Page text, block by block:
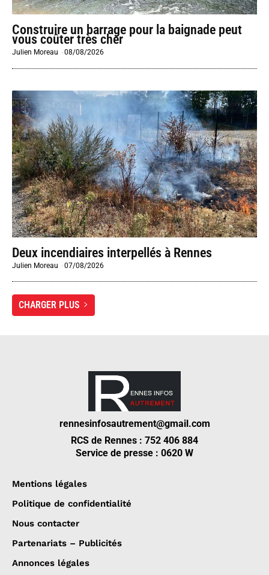
Construire un barrage pour la baignade peut
vous coûter très cher
Julien Moreau -08/08/2026
Deux incendiaires interpellés à Rennes
Julien Moreau -07/08/2026
CHARGER PLUS
rennesinfosautrement@gmail.com
RCS de Rennes : 752 406 884
Service de presse : 0620 W
Mentions légales
Politique de confidentialité
Nous contacter
Partenariats – Publicités
Annonces légales